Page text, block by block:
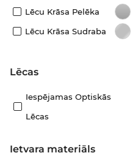
Lēcu Krāsa Pelēka
Lēcu Krāsa Sudraba
Lēcas
Iespējamas Optiskās
Lēcas
Ietvara materiāls